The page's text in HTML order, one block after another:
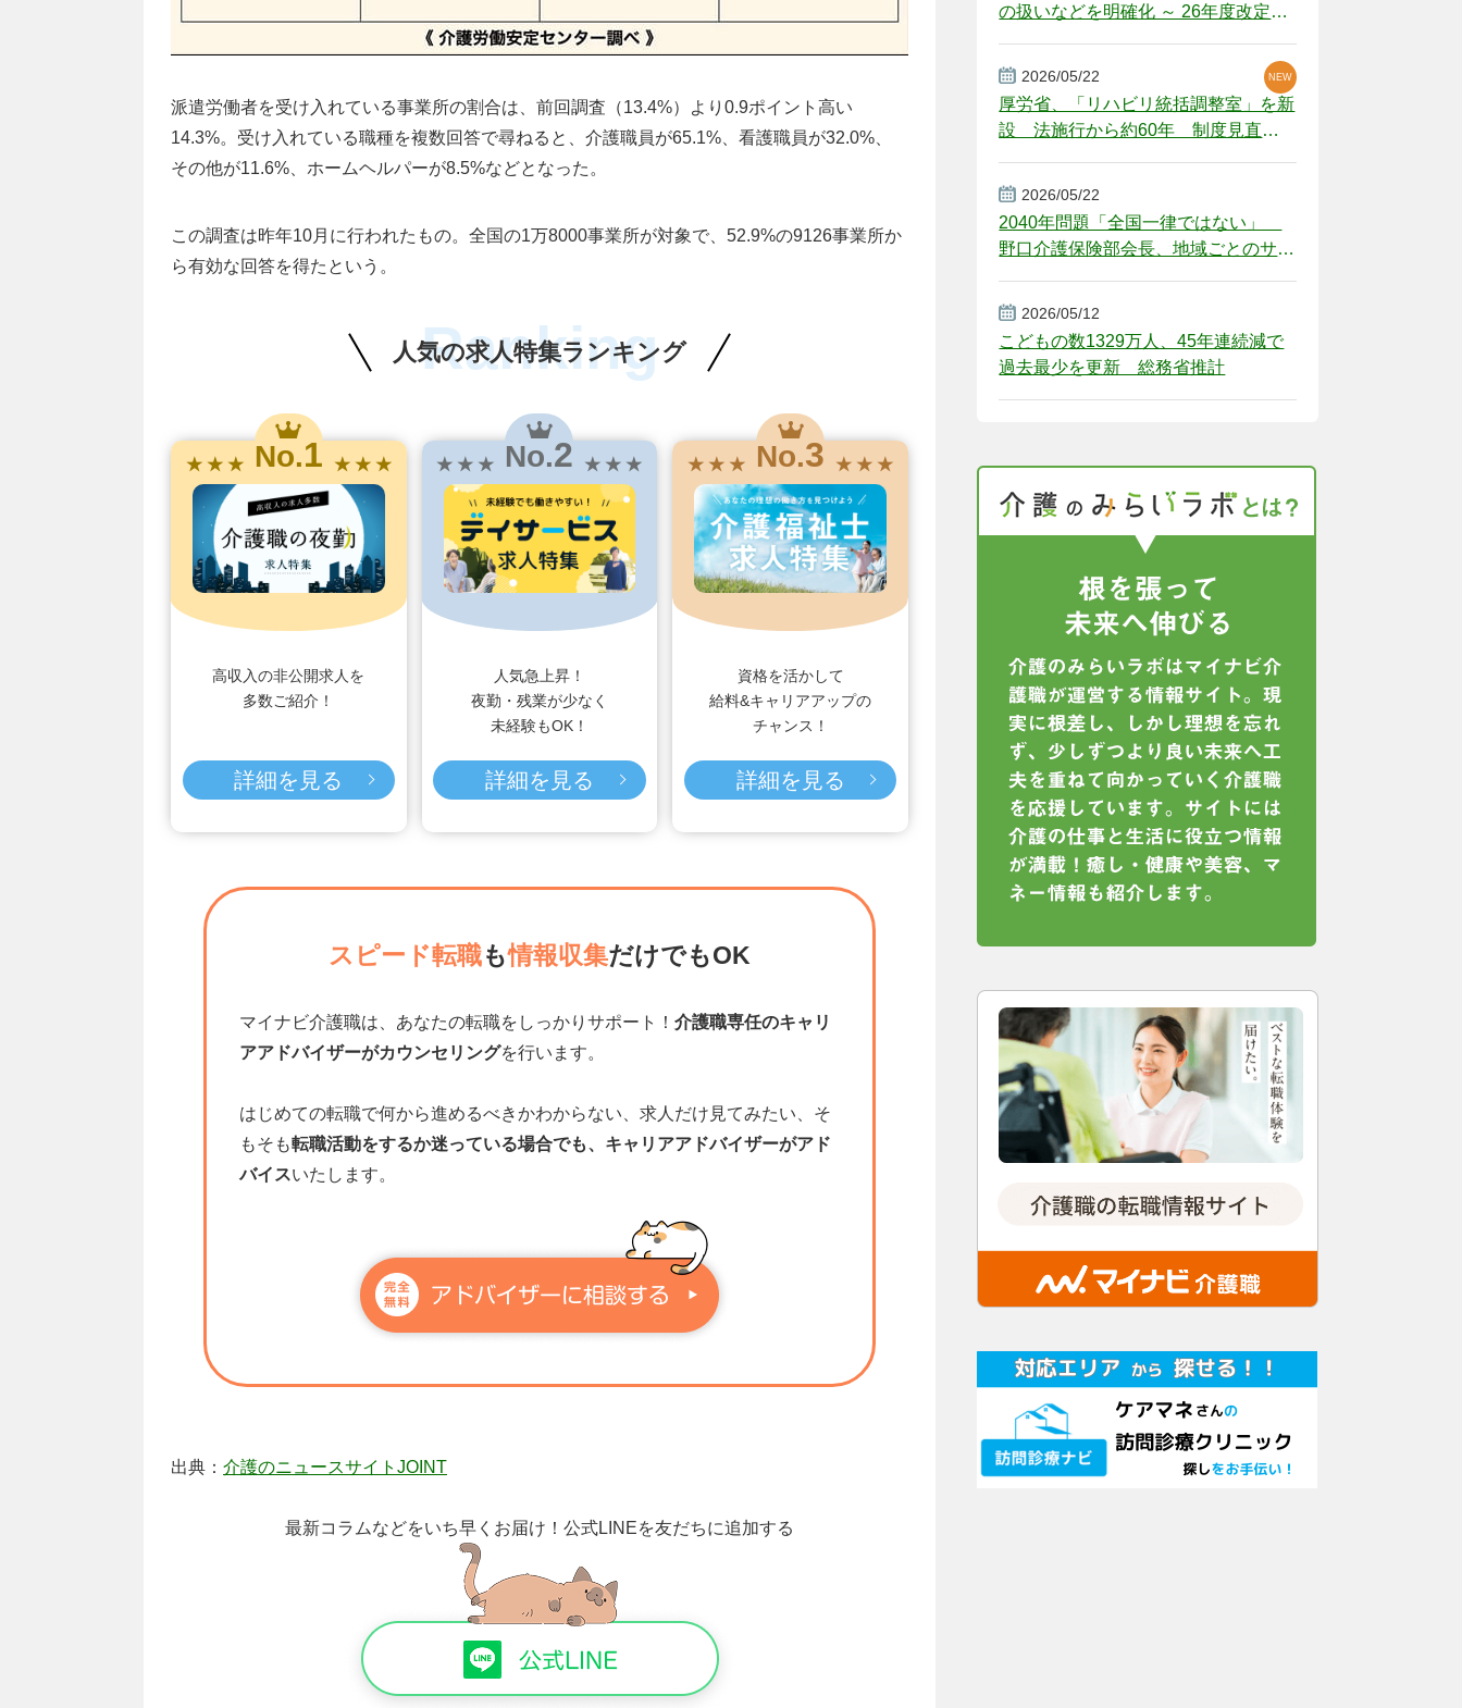
派遣労働者を受け入れている事業所の割合は、前回調査（13.4%）より0.9ポイント高い
14.3%。受け入れている職種を複数回答で尋ねると、介護職員が65.1%、看護職員が32.0%、
その他が11.6%、ホームヘルパーが8.5%などとなった。
この調査は昨年10月に行われたもの。全国の1万8000事業所が対象で、52.9%の9126事業所か
ら有効な回答を得たという。
人気の求人特集ランキング
Ranking
★ ★ ★ No.1 ★ ★ ★
高収入の非公開求人を
多数ご紹介！
詳細を見る
★ ★ ★ No.2 ★ ★ ★
人気急上昇！
夜勤・残業が少なく
未経験もOK！
詳細を見る
★ ★ ★ No.3 ★ ★ ★
資格を活かして
給料&キャリアアップの
チャンス！
詳細を見る
スピード転職も情報収集だけでもOK
マイナビ介護職は、あなたの転職をしっかりサポート！ 介護職専任のキャリ
アアドバイザーがカウンセリングを行います。
はじめての転職で何から進めるべきかわからない、求人だけ見てみたい、そ
もそも転職活動をするか迷っている場合でも、キャリアアドバイザーがアド
バイスいたします。
出典： 介護のニュースサイトJOINT
最新コラムなどをいち早くお届け！ 公式LINEを友だちに追加する
の扱いなどを明確化 ～ 26年度改定疑
2026/05/22
厚労省、「リハビリ統括調整室」を新
設 法施行から約60年 制度見直し
NEW
2026/05/22
2040年問題「全国一律ではない」
野口介護保険部会長、地域ごとのサー
2026/05/12
こどもの数1329万人、45年連続減で
過去最少を更新 総務省推計